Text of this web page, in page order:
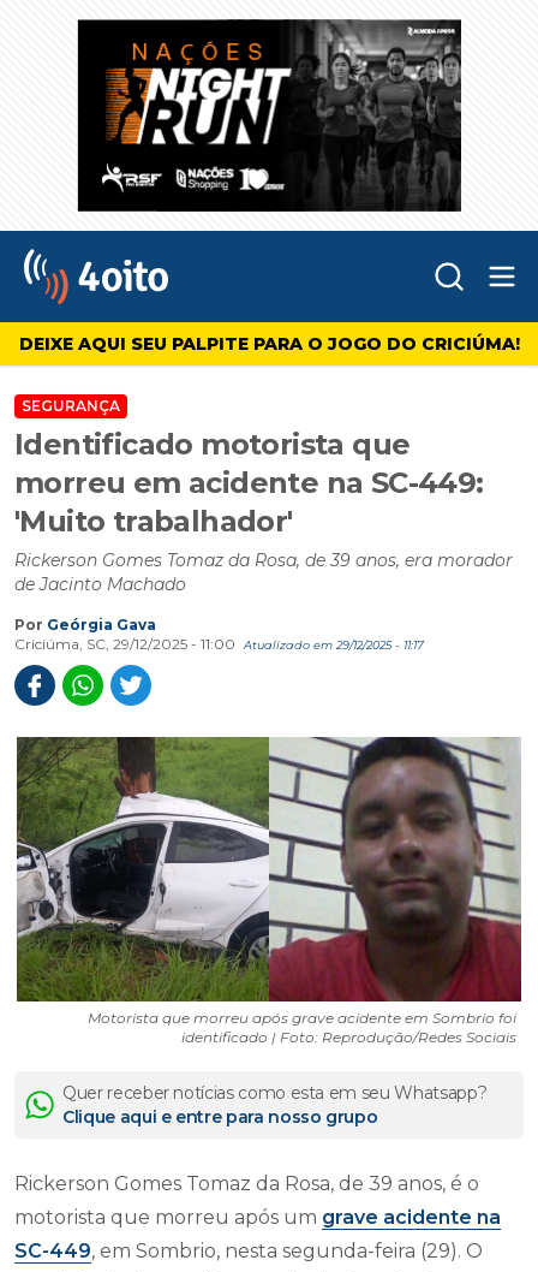
4oito
DEIXE AQUI SEU PALPITE PARA O JOGO DO CRICIÚMA!
SEGURANÇA
Identificado motorista que
morreu em acidente na SC-449:
'Muito trabalhador'
Rickerson Gomes Tomaz da Rosa, de 39 anos, era morador
de Jacinto Machado
Por Geórgia Gava
Criciúma, SC, 29/12/2025 - 11:00
Atualizado em 29/12/2025 - 11:17
Motorista que morreu após grave acidente em Sombrio foi
identificado | Foto: Reprodução/Redes Sociais
Quer receber notícias como esta em seu Whatsapp?
Clique aqui e entre para nosso grupo
Rickerson Gomes Tomaz da Rosa, de 39 anos, é o
motorista que morreu após um grave acidente na
SC-449, em Sombrio, nesta segunda-feira (29). O